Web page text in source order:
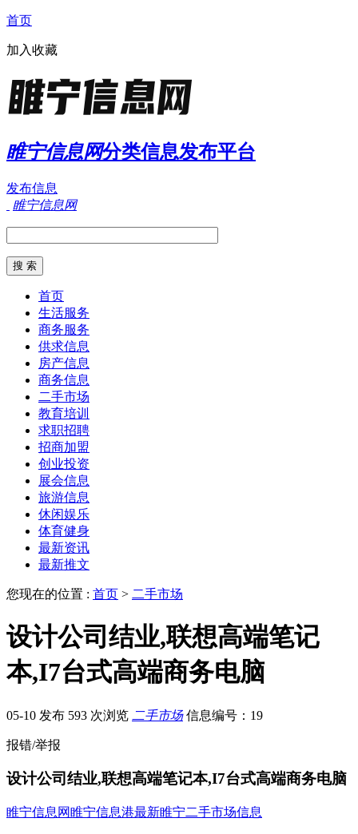
首页
加入收藏
睢宁信息网分类信息发布平台
发布信息
睢宁信息网
首页
生活服务
商务服务
供求信息
房产信息
商务信息
二手市场
教育培训
求职招聘
招商加盟
创业投资
展会信息
旅游信息
休闲娱乐
体育健身
最新资讯
最新推文
您现在的位置 : 首页 > 二手市场
设计公司结业,联想高端笔记
本,I7台式高端商务电脑
05-10 发布 593 次浏览 二手市场 信息编号：19
报错/举报
设计公司结业,联想高端笔记本,I7台式高端商务电脑
睢宁信息网睢宁信息港最新睢宁二手市场信息